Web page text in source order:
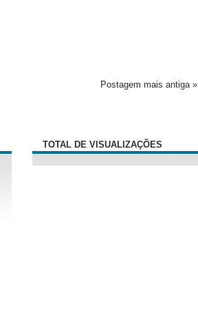
Postagem mais antiga »
TOTAL DE VISUALIZAÇÕES